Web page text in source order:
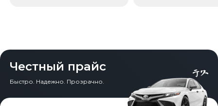
Честный прайс
Быстро. Надежно. Прозрачно.